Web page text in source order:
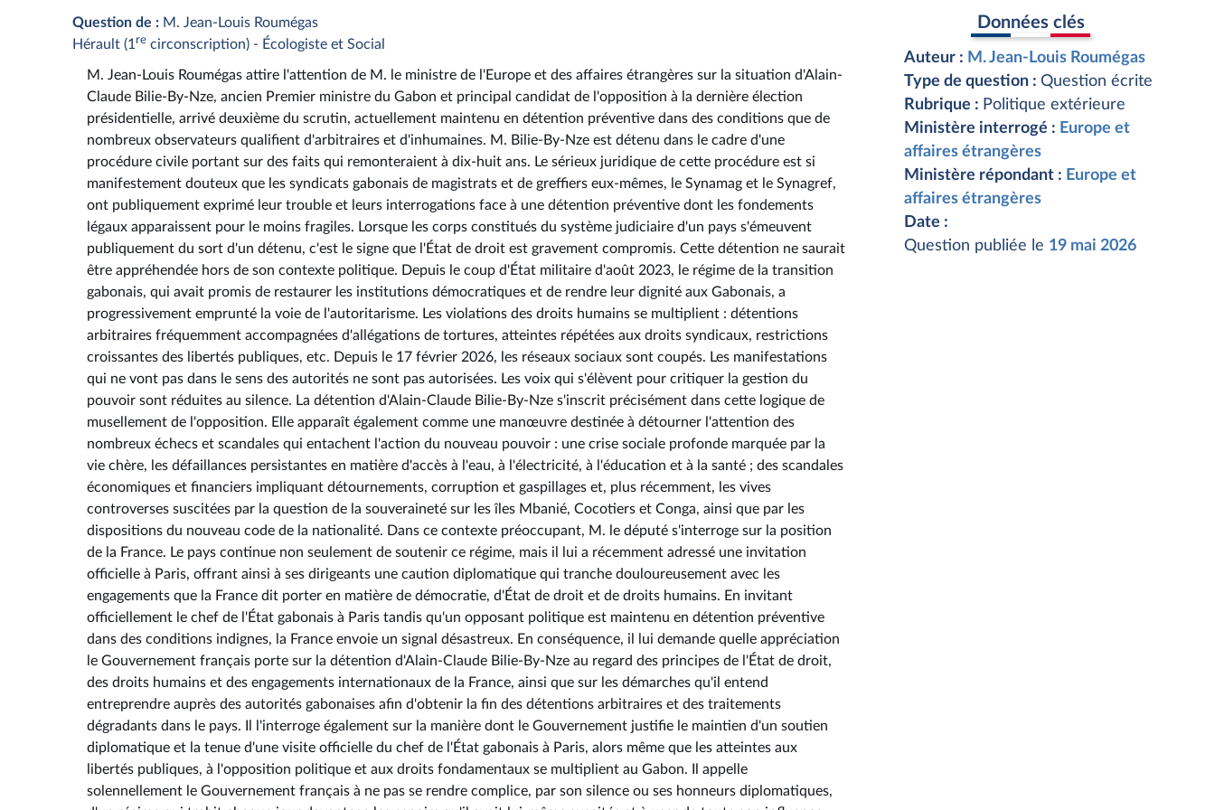
Question de : M. Jean-Louis Roumégas
Hérault (1 re circonscription) - Écologiste et Social
M. Jean-Louis Roumégas attire l'attention de M. le ministre de l'Europe et des affaires étrangères sur la situation d'Alain-
Claude Bilie-By-Nze, ancien Premier ministre du Gabon et principal candidat de l'opposition à la dernière élection
présidentielle, arrivé deuxième du scrutin, actuellement maintenu en détention préventive dans des conditions que de
nombreux observateurs qualifient d'arbitraires et d'inhumaines. M. Bilie-By-Nze est détenu dans le cadre d'une
procédure civile portant sur des faits qui remonteraient à dix-huit ans. Le sérieux juridique de cette procédure est si
manifestement douteux que les syndicats gabonais de magistrats et de greffiers eux-mêmes, le Synamag et le Synagref,
ont publiquement exprimé leur trouble et leurs interrogations face à une détention préventive dont les fondements
légaux apparaissent pour le moins fragiles. Lorsque les corps constitués du système judiciaire d'un pays s'émeuvent
publiquement du sort d'un détenu, c'est le signe que l'État de droit est gravement compromis. Cette détention ne saurait
être appréhendée hors de son contexte politique. Depuis le coup d'État militaire d'août 2023, le régime de la transition
gabonais, qui avait promis de restaurer les institutions démocratiques et de rendre leur dignité aux Gabonais, a
progressivement emprunté la voie de l'autoritarisme. Les violations des droits humains se multiplient : détentions
arbitraires fréquemment accompagnées d'allégations de tortures, atteintes répétées aux droits syndicaux, restrictions
croissantes des libertés publiques, etc. Depuis le 17 février 2026, les réseaux sociaux sont coupés. Les manifestations
qui ne vont pas dans le sens des autorités ne sont pas autorisées. Les voix qui s'élèvent pour critiquer la gestion du
pouvoir sont réduites au silence. La détention d'Alain-Claude Bilie-By-Nze s'inscrit précisément dans cette logique de
musellement de l'opposition. Elle apparaît également comme une manœuvre destinée à détourner l'attention des
nombreux échecs et scandales qui entachent l'action du nouveau pouvoir : une crise sociale profonde marquée par la
vie chère, les défaillances persistantes en matière d'accès à l'eau, à l'électricité, à l'éducation et à la santé ; des scandales
économiques et financiers impliquant détournements, corruption et gaspillages et, plus récemment, les vives
controverses suscitées par la question de la souveraineté sur les îles Mbanié, Cocotiers et Conga, ainsi que par les
dispositions du nouveau code de la nationalité. Dans ce contexte préoccupant, M. le député s'interroge sur la position
de la France. Le pays continue non seulement de soutenir ce régime, mais il lui a récemment adressé une invitation
officielle à Paris, offrant ainsi à ses dirigeants une caution diplomatique qui tranche douloureusement avec les
engagements que la France dit porter en matière de démocratie, d'État de droit et de droits humains. En invitant
officiellement le chef de l'État gabonais à Paris tandis qu'un opposant politique est maintenu en détention préventive
dans des conditions indignes, la France envoie un signal désastreux. En conséquence, il lui demande quelle appréciation
le Gouvernement français porte sur la détention d'Alain-Claude Bilie-By-Nze au regard des principes de l'État de droit,
des droits humains et des engagements internationaux de la France, ainsi que sur les démarches qu'il entend
entreprendre auprès des autorités gabonaises afin d'obtenir la fin des détentions arbitraires et des traitements
dégradants dans le pays. Il l'interroge également sur la manière dont le Gouvernement justifie le maintien d'un soutien
diplomatique et la tenue d'une visite officielle du chef de l'État gabonais à Paris, alors même que les atteintes aux
libertés publiques, à l'opposition politique et aux droits fondamentaux se multiplient au Gabon. Il appelle
solennellement le Gouvernement français à ne pas se rendre complice, par son silence ou ses honneurs diplomatiques,
Données clés
Auteur : M. Jean-Louis Roumégas
Type de question : Question écrite
Rubrique : Politique extérieure
Ministère interrogé : Europe et
affaires étrangères
Ministère répondant : Europe et
affaires étrangères
Date :
Question publiée le 19 mai 2026